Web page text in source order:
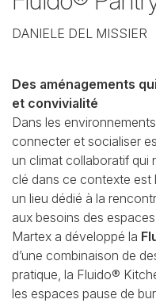
DANIELE DEL MISSIER
Des aménagements
et convivialité
Dans les
connecter et socialiser
un climat collaboratif qui
clé dans ce contexte est
un lieu dédié à la
aux besoins des
Martex a développé la
d’une combinaison de
pratique, la Fluido®
les espaces pause de